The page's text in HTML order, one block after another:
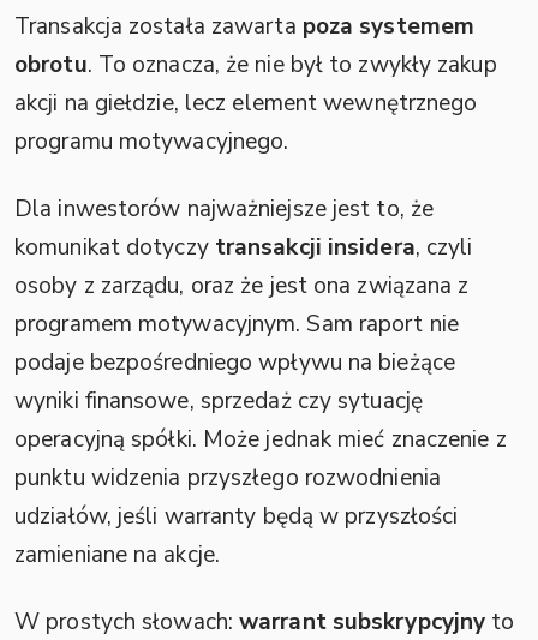
Transakcja została zawarta poza systemem
obrotu. To oznacza, że nie był to zwykły zakup
akcji na giełdzie, lecz element wewnętrznego
programu motywacyjnego.
Dla inwestorów najważniejsze jest to, że
komunikat dotyczy transakcji insidera, czyli
osoby z zarządu, oraz że jest ona związana z
programem motywacyjnym. Sam raport nie
podaje bezpośredniego wpływu na bieżące
wyniki finansowe, sprzedaż czy sytuację
operacyjną spółki. Może jednak mieć znaczenie z
punktu widzenia przyszłego rozwodnienia
udziałów, jeśli warranty będą w przyszłości
zamieniane na akcje.
W prostych słowach: warrant subskrypcyjny to